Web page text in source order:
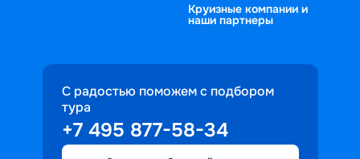
Круизные компании и
наши партнеры
С радостью поможем с подбором
тура
+7 495 877-58-34